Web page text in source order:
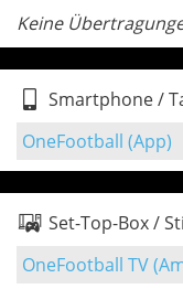
Keine
Smartphone /
OneFootball (App)
Set-Top-Box /
OneFootball TV